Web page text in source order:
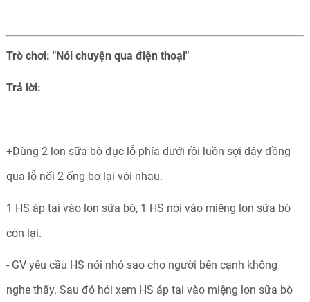
Trò chơi: "Nói chuyện qua điện thoại"
Trả lời:
+Dùng 2 lon sữa bò đục lỗ phía dưới rồi luồn sợi dây đồng
qua lỗ nối 2 ống bơ lại với nhau.
1 HS áp tai vào lon sữa bò, 1 HS nói vào miệng lon sữa bò
còn lại.
- GV yêu cầu HS nói nhỏ sao cho người bên cạnh không
nghe thấy. Sau đó hỏi xem HS áp tai vào miệng lon sữa bò